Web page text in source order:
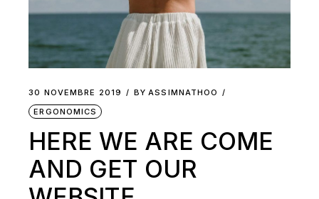
30 NOVEMBRE 2019 BY ASSIMNATHOO
ERGONOMICS
HERE WE ARE COME
AND GET OUR